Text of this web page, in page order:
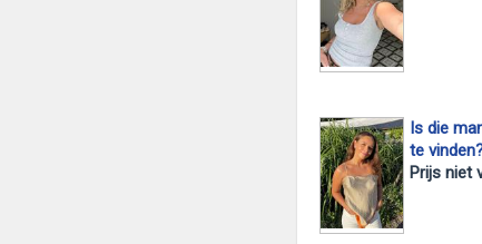
Is die
te
Prijs niet